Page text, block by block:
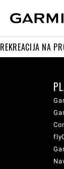
REKREACIJA NA